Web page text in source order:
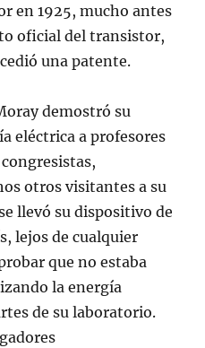
en 1925, mucho antes
oficial del transistor,
una patente.
demostró su
eléctrica a profesores
otros visitantes a su
llevó su dispositivo de
lejos de cualquier
que no estaba
la energía
de su laboratorio.